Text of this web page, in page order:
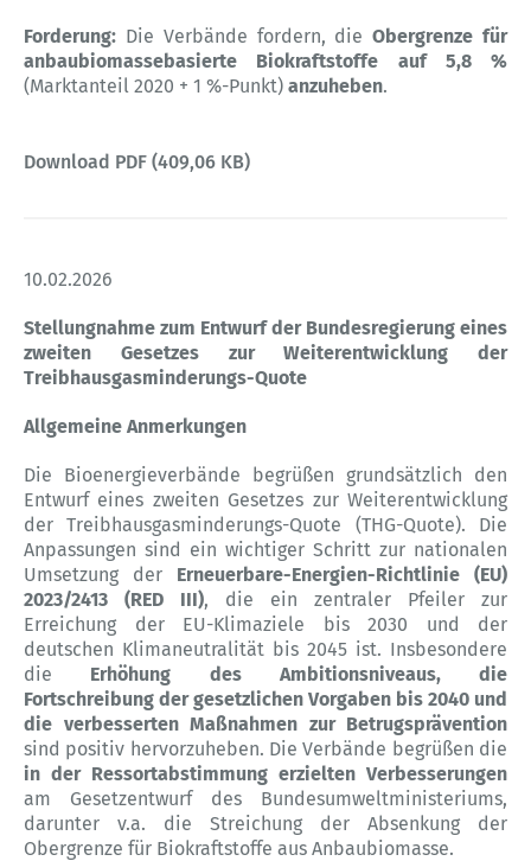
Forderung: Die Verbände fordern, dieObergrenze für
anbaubiomassebasierte Biokraftstoffe auf 5,8 %
(Marktanteil 2020 + 1 %-Punkt) anzuheben.
Download PDF (409,06 KB)
10.02.2026
Stellungnahme zum Entwurf der Bundesregierung eines
zweiten Gesetzes zur Weiterentwicklung der
Treibhausgasminderungs-Quote
Allgemeine Anmerkungen
Die Bioenergieverbände begrüßen grundsätzlich den
Entwurf eines zweiten Gesetzes zur Weiterentwicklung
der Treibhausgasminderungs-Quote (THG-Quote). Die
Anpassungen sind ein wichtiger Schritt zur nationalen
Umsetzung der Erneuerbare-Energien-Richtlinie (EU)
2023/2413 (RED III), die ein zentraler Pfeiler zur
Erreichung der EU-Klimaziele bis 2030 und der
deutschen Klimaneutralität bis 2045 ist. Insbesondere
die Erhöhung des Ambitionsniveaus, die
Fortschreibung der gesetzlichen Vorgaben bis 2040 und
die verbesserten Maßnahmen zur Betrugsprävention
sind positiv hervorzuheben. Die Verbände begrüßen die
in der Ressortabstimmung erzielten Verbesserungen
am Gesetzentwurf des Bundesumweltministeriums,
darunter v.a. die Streichung der Absenkung der
Obergrenze für Biokraftstoffe aus Anbaubiomasse.